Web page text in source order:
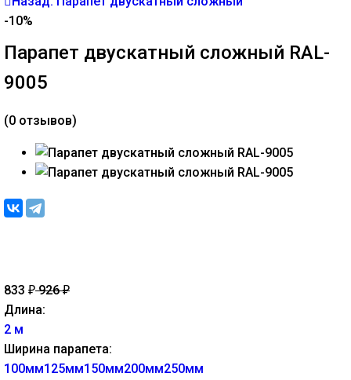
-10%
Парапет двускатный сложный RAL-
9005
(0 отзывов)
833 ₽926₽
Длина:
2 м
Ширина парапета:
100мм125мм150мм200мм250мм